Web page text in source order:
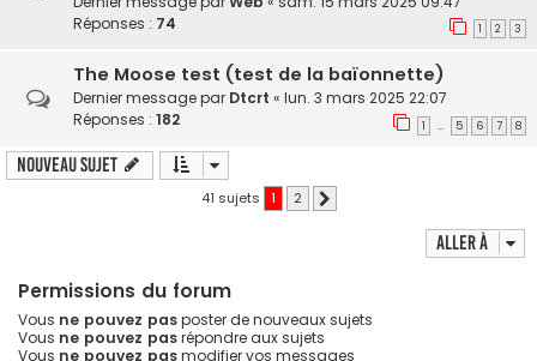
Réponses : 74 1 2 3
The Moose test (test de la baïonnette)
Dernier message par Dtcrt « lun. 3 mars 2025 22:07
Réponses : 182 1 … 5 6 7 8
Nouveau sujet
41 sujets 1 2
Aller à
Permissions du forum
Vous ne pouvez pasposter de nouveaux sujets
Vous ne pouvez pasrépondre aux sujets
Vous ne pouvez pasmodifier vos messages